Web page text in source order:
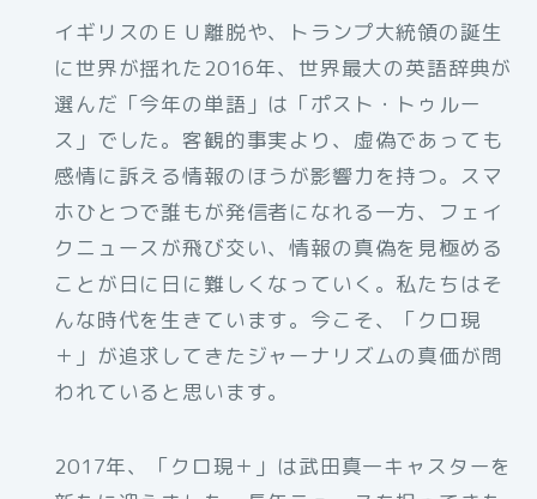
イギリスのＥＵ離脱や、トランプ大統領の誕生
に世界が揺れた2016年、世界最大の英語辞典が
選んだ「今年の単語」は「ポスト・トゥルー
ス」でした。客観的事実より、虚偽であっても
感情に訴える情報のほうが影響力を持つ。スマ
ホひとつで誰もが発信者になれる一方、フェイ
クニュースが飛び交い、情報の真偽を見極める
ことが日に日に難しくなっていく。私たちはそ
んな時代を生きています。今こそ、「クロ現
＋」が追求してきたジャーナリズムの真価が問
われていると思います。
2017年、「クロ現＋」は武田真一キャスターを